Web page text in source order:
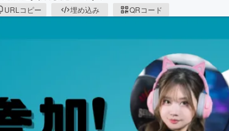
URLコピー 埋め込み QRコード